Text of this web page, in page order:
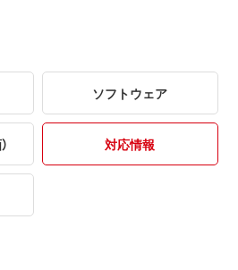
ソフトウェア
対応情報